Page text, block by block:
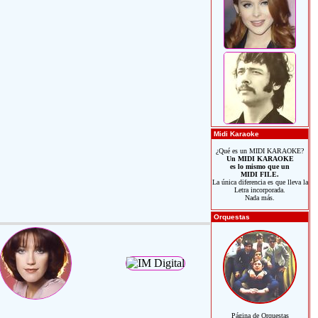
Midi Karaoke
¿Qué es un MIDI KARAOKE?
Un MIDI KARAOKE
es lo mismo que un
MIDI FILE.
La única diferencia es que lleva la
Letra incorporada.
Nada más.
Orquestas
Página de Orquestas